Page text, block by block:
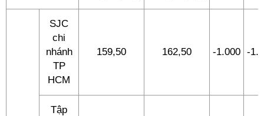
SJC
chi
nhánh
TP
HCM
159,50 162,50 -1.000 -
Tập